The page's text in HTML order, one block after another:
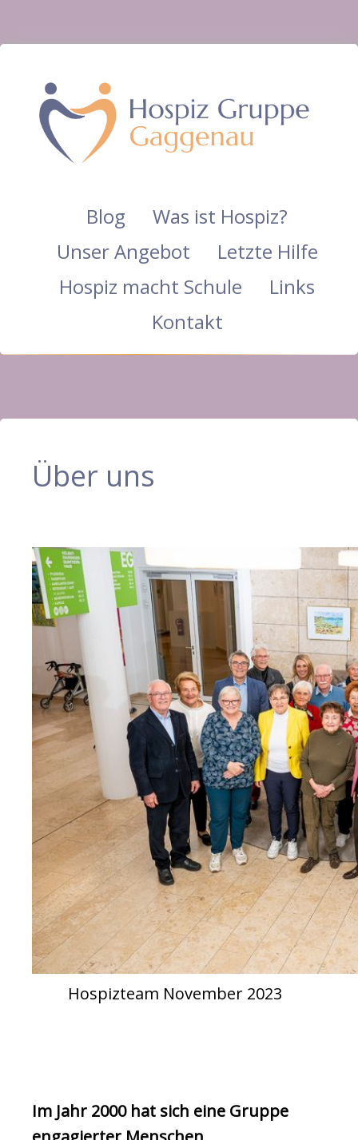
Blog
Was ist Hospiz?
Unser Angebot
Letzte Hilfe
Hospiz macht Schule
Links
Kontakt
Über uns
Hospizteam November 2023
Im Jahr 2000 hat sich eine Gruppe